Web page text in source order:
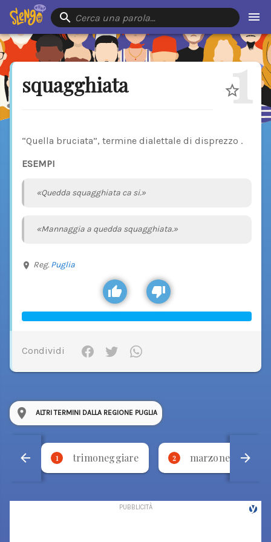
Cerca una parola…
squagghiata 1
“Quella bruciata”, termine dialettale di disprezzo .
ESEMPI
«Quedda squagghiata ca si.»
«Mannaggia a quedda squagghiata.»
Reg. Puglia
Condividi
ALTRI TERMINI DALLA REGIONE PUGLIA
1 trimoneggiare 2 marzone